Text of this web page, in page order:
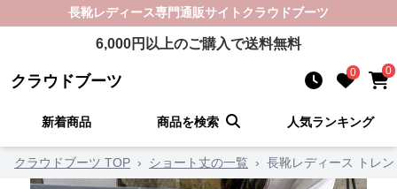
長靴レディース専門通販サイト クラウドブーツ
6,000円以上のご購入で送料無料
クラウドブーツ 0 0
新着商品 商品を検索 人気ランキング
クラウドブーツ TOP › ショート丈の一覧 › 長靴レディース トレ